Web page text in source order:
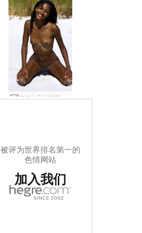
娜奥米桑迪宝贝 #128
被评为世界排名第一的
色情网站
加入我们